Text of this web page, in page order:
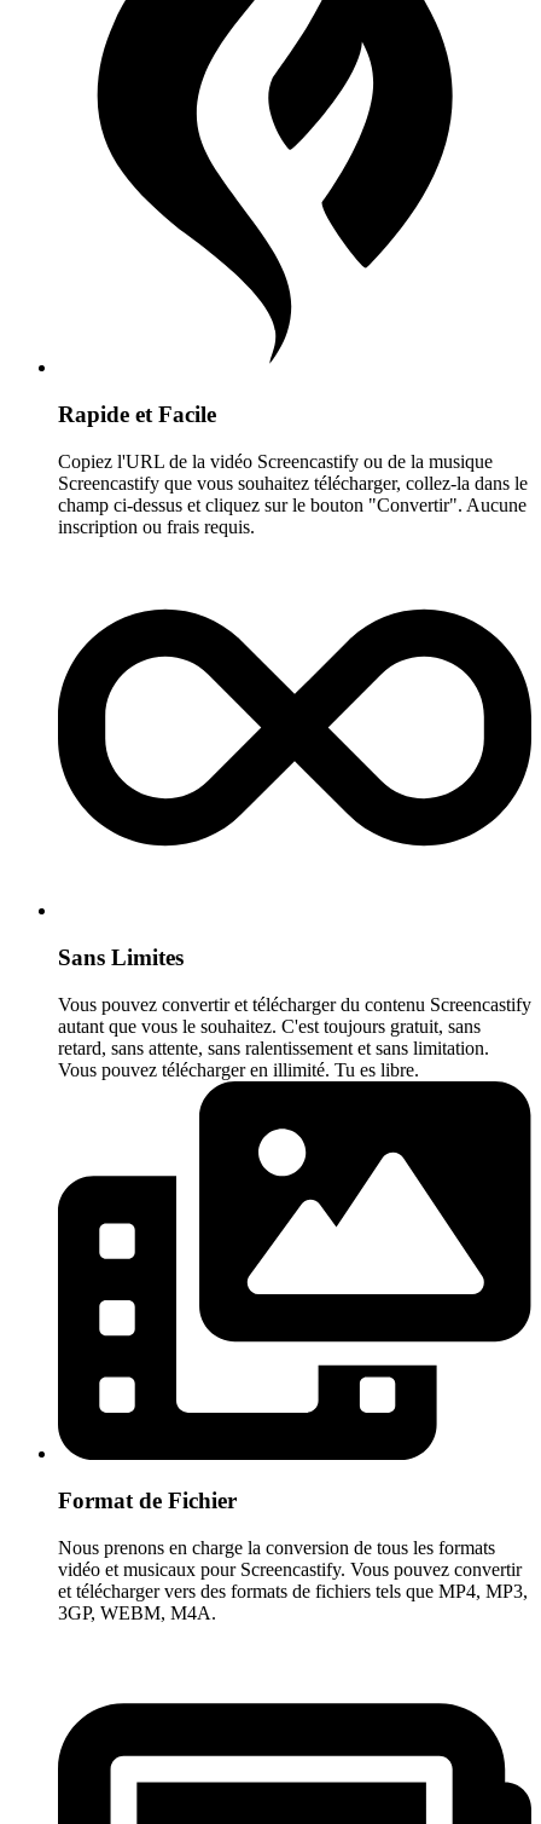
Rapide et Facile
Copiez l'URL de la vidéo Screencastify ou de la musique
Screencastify que vous souhaitez télécharger, collez-la dans le
champ ci-dessus et cliquez sur le bouton "Convertir". Aucune
inscription ou frais requis.
Sans Limites
Vous pouvez convertir et télécharger du contenu Screencastify
autant que vous le souhaitez. C'est toujours gratuit, sans
retard, sans attente, sans ralentissement et sans limitation.
Vous pouvez télécharger en illimité. Tu es libre.
Format de Fichier
Nous prenons en charge la conversion de tous les formats
vidéo et musicaux pour Screencastify. Vous pouvez convertir
et télécharger vers des formats de fichiers tels que MP4, MP3,
3GP, WEBM, M4A.